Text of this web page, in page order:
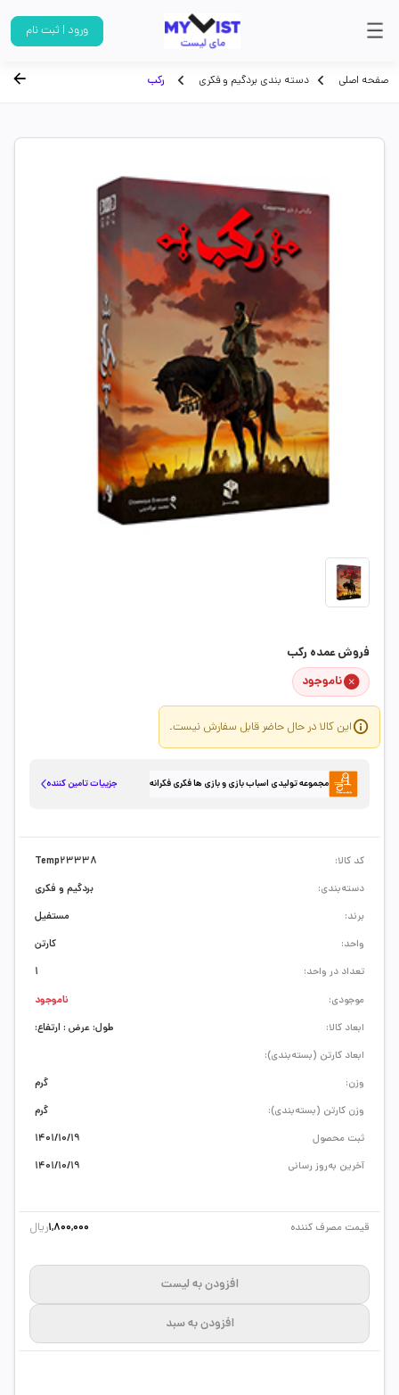
ورود | ثبت نام
صفحه اصلی دسته بندی بردگیم و فکری رکب
فروش عمده رکب
ناموجود
این کالا در حال حاضر قابل سفارش نیست.
مجموعه تولیدی اسباب بازی و بازی ها فکری فکرانه جزییات تامین کننده
ابعاد کالا:
طول: عرض : ارتفاع:
ابعاد کارتن (بسته‌بندی):
وزن:
گرم
وزن کارتن (بسته‌بندی):
گرم
ثبت محصول
1401/10/19
آخرین به‌روز رسانی
1401/10/19
کد کالا:
Temp23338
دسته‌بندی:
بردگیم و فکری
برند:
مستفیل
واحد:
کارتن
تعداد در واحد:
1
موجودی:
ناموجود
قیمت مصرف کننده 1,800,000ریال
افزودن به لیست
افزودن به سبد